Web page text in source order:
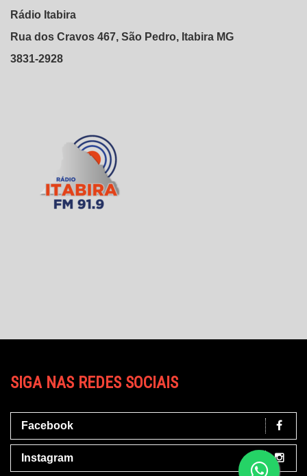
Rádio Itabira
Rua dos Cravos 467, São Pedro, Itabira MG
3831-2928
SIGA NAS REDES SOCIAIS
Facebook
Instagram